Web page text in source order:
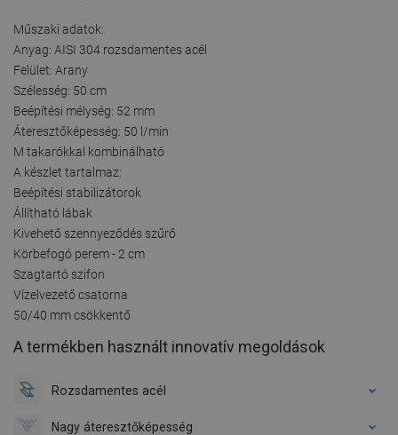
Műszaki adatok:
Anyag: AISI 304 rozsdamentes acél
Felület: Arany
Szélesség: 50 cm
Beépítési mélység: 52 mm
Áteresztőképesség: 50 l/min
M takarókkal kombinálható
A készlet tartalmaz:
Beépítési stabilizátorok
Állítható lábak
Kivehető szennyeződés szűrő
Körbefogó perem - 2 cm
Szagtartó szifon
Vízelvezető csatorna
50/40 mm csökkentő
A termékben használt innovatív megoldások
Rozsdamentes acél
Nagy áteresztőképesség